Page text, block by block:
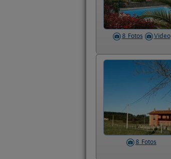
8 Fotos Video
8 Fotos